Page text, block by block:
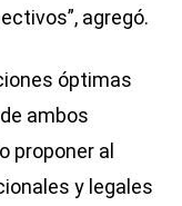
agregó.
óptimas
ambos
proponer al
y legales